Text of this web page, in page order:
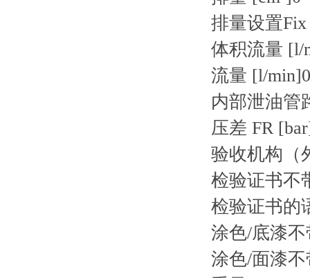
排量设置Fix
体积流量 [l/
流量 [l/min]0
内部泄油管
压差 FR
验收机构（
检验证书不
检验证书的
涂色/底漆不
涂色/面漆不